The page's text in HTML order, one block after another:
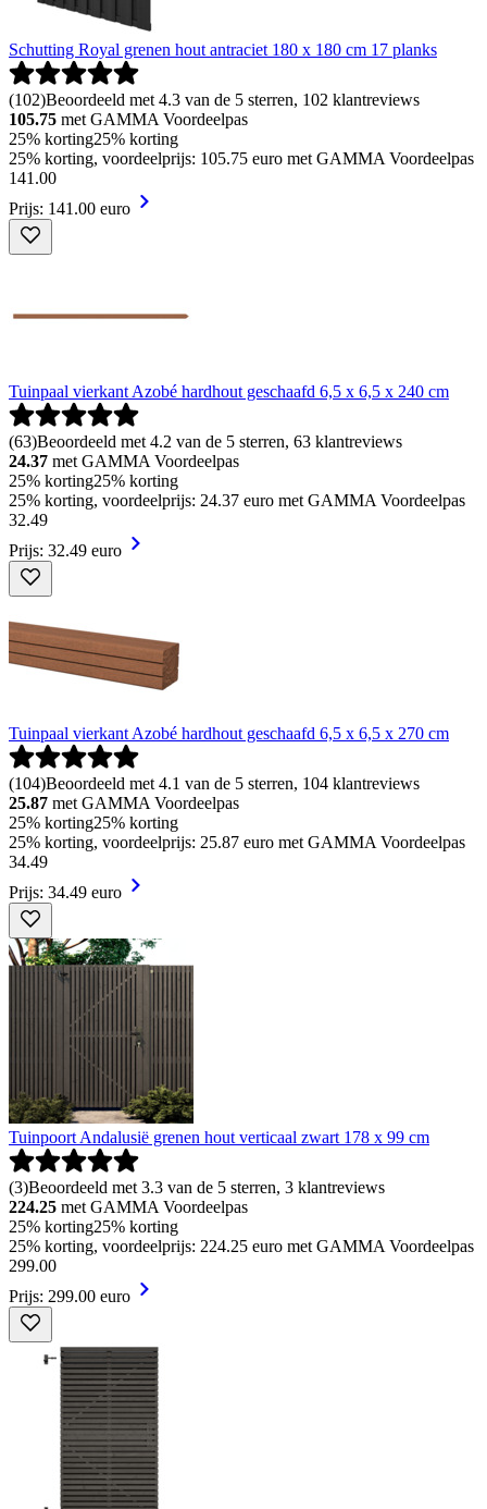
Schutting Royal grenen hout antraciet 180 x 180 cm 17 planks
(102)Beoordeeld met 4.3 van de 5 sterren, 102 klantreviews
105.75 met GAMMA Voordeelpas
25% korting25% korting
25% korting, voordeelprijs: 105.75 euro met GAMMA Voordeelpas
141 .00
Prijs: 141.00 euro
Tuinpaal vierkant Azobé hardhout geschaafd 6,5 x 6,5 x 240 cm
(63)Beoordeeld met 4.2 van de 5 sterren, 63 klantreviews
24.37 met GAMMA Voordeelpas
25% korting25% korting
25% korting, voordeelprijs: 24.37 euro met GAMMA Voordeelpas
32.49
Prijs: 32.49 euro
Tuinpaal vierkant Azobé hardhout geschaafd 6,5 x 6,5 x 270 cm
(104)Beoordeeld met 4.1 van de 5 sterren, 104 klantreviews
25.87 met GAMMA Voordeelpas
25% korting25% korting
25% korting, voordeelprijs: 25.87 euro met GAMMA Voordeelpas
34.49
Prijs: 34.49 euro
Tuinpoort Andalusië grenen hout verticaal zwart 178 x 99 cm
(3)Beoordeeld met 3.3 van de 5 sterren, 3 klantreviews
224.25 met GAMMA Voordeelpas
25% korting25% korting
25% korting, voordeelprijs: 224.25 euro met GAMMA Voordeelpas
299.00
Prijs: 299.00 euro